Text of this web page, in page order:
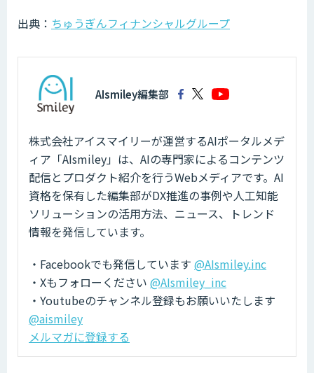
出典： ちゅうぎんフィナンシャルグループ
AIsmiley編集部
株式会社アイスマイリーが運営するAIポータルメデ
ィア「AIsmiley」は、AIの専門家によるコンテンツ
配信とプロダクト紹介を行うWebメディアです。AI
資格を保有した編集部がDX推進の事例や人工知能
ソリューションの活用方法、ニュース、トレンド
情報を発信しています。
・Facebookでも発信しています @AIsmiley.inc
・Xもフォローください @AIsmiley_inc
・Youtubeのチャンネル登録もお願いいたします
@aismiley
メルマガに登録する